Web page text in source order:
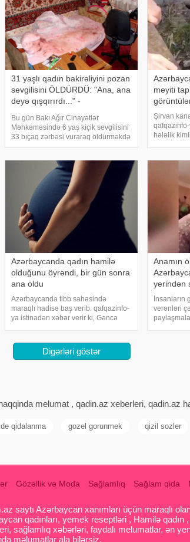
31 yaşlı qadın bakirəliyini pozan
sevgilisini ÖLDÜRDÜ: "Ana, ana
deyə qışqırırdı..." -
Bu gün Bakı Ağır Cinayətlər
Məhkəməsində 6 yaş kiçik sevgilisini
33 bıçaq zərbəsi vuraraq öldürməkdə
təqsirləndirilən 31 yaşlı Günel
"Qafqazinfo"nun verdiyi xəbərə görə,
hakim Əfqa
meyiti
Şirvan
hələlik
edilib.
orqanları
Azərbaycanda qadın hamilə
olduğunu öyrəndi, bir gün sonra
ana oldu
Azərbaycanda tibb sahəsində
maraqlı hadisə baş verib. qafqazinfo-
ya istinadən xəbər verir ki, Gəncə
dəfə ana olub. Belə ki, mədə ağrısı
şikayət
Anamın
yerindən
İnsanların
verənləri
Digərləri göstər
melumat , qadin.az xeberleri, qadin.az
qidalanma gozel gorunmek qizil sozler
Gözəllik və Moda Sağlamlıq Sağlam qida
saytı Azərbaycan xanımları üçün maraqlı
qadınları, yemek reseptləri , Hamilə
sağlamlıq xəbərləri, faydalı melumatlar, ən
məlumatlar ala bilərsiz.